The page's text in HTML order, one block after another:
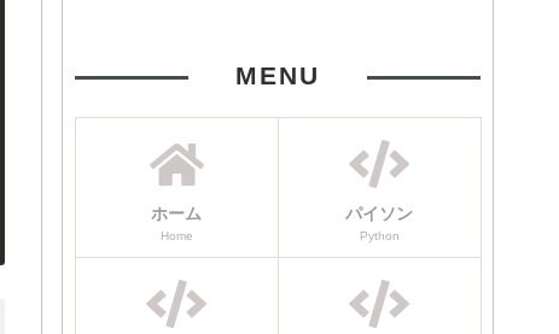
MENU
ホーム
Home
パイソン
Python